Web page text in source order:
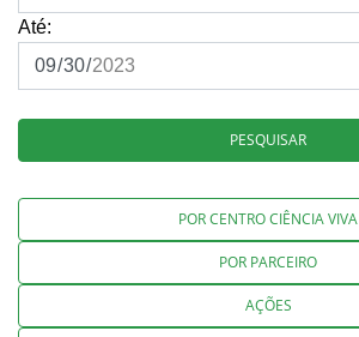
Até:
PESQUISAR
POR CENTRO CIÊNCIA VIVA
POR PARCEIRO
AÇÕES